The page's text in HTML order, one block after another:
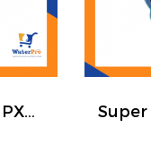
Super Products รุ่น PX4 ตัวเจาะรูท่อพีอี ขนาด 4 มม. (สีเขียว)